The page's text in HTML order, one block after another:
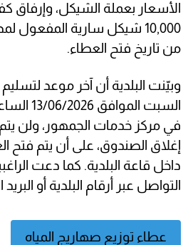
الأسعار بعملة الشيكل، وإرفاق
من تاريخ فتح العطاء.
وبيّنت البلدية أن آخر موعد
السبت
في مركز خدمات الجمهور، ولن
إغلاق الصندوق، على أن يتم
داخل قاعة البلدية. كما دعت
التواصل عبر أرقام البلدية أو
عطاء توزيع صهاريج المياه